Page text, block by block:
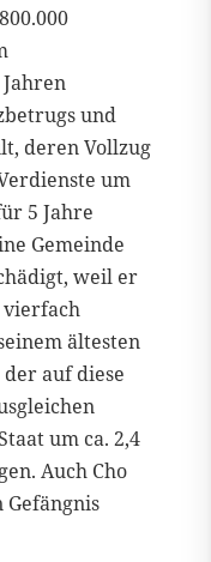
und
deren Vollzug
um
5 Jahre
Gemeinde
weil er
ältesten
der auf diese
um ca. 2,4
Auch Cho